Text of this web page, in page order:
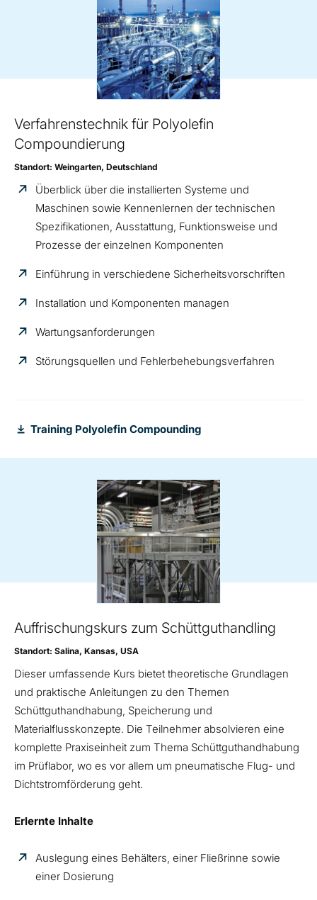
Verfahrenstechnik für Polyolefin
Compoundierung
Standort: Weingarten, Deutschland
Überblick über die installierten Systeme und
Maschinen sowie Kennenlernen der technischen
Spezifikationen, Ausstattung, Funktionsweise und
Prozesse der einzelnen Komponenten
Einführung in verschiedene Sicherheitsvorschriften
Installation und Komponenten managen
Wartungsanforderungen
Störungsquellen und Fehlerbehebungsverfahren
Training Polyolefin Compounding
Auffrischungskurs zum Schüttguthandling
Standort: Salina, Kansas, USA
Dieser umfassende Kurs bietet theoretische Grundlagen
und praktische Anleitungen zu den Themen
Schüttguthandhabung, Speicherung und
Materialflusskonzepte. Die Teilnehmer absolvieren eine
komplette Praxiseinheit zum Thema Schüttguthandhabung
im Prüflabor, wo es vor allem um pneumatische Flug- und
Dichtstromförderung geht.
Erlernte Inhalte
Auslegung eines Behälters, einer Fließrinne sowie
einer Dosierung